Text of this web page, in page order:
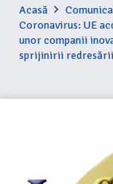
Acasă
Coronavirus: UE
unor companii
sprijinirii redresării